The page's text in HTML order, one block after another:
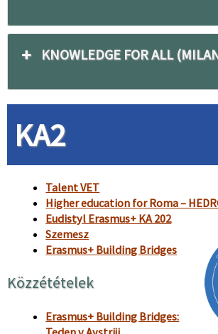
KNOWLEDGE FOR ALL
KA2
Talent VET
Higher education for Roma –
Eudistyl Erasmus+ KA 202
Szemesz
Erasmus+ Building Bridges
Közzétételek
Erasmus+ Building Bridges: